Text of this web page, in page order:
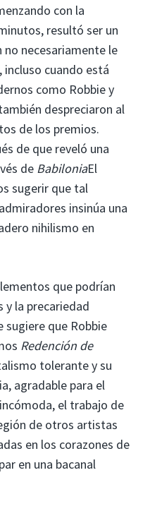
con la
resultó ser un
no necesariamente le
cuando está
como Robbie y
despreciaron al
de los premios.
de que reveló una
de BabiloniaEl
sugerir que tal
insinúa una
nihilismo en
que podrían
y la precariedad
sugiere que Robbie
Redención de
tolerante y su
agradable para el
el trabajo de
de otros artistas
en los corazones de
en una bacanal